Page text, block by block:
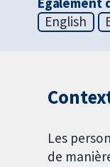
English
Les
de